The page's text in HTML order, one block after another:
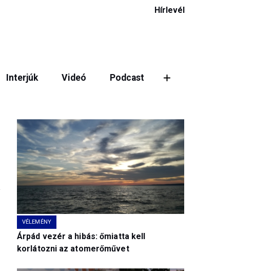
Hírlevél
Interjúk Videó Podcast
Megosztás
VÉLEMÉNY
Árpád vezér a hibás: őmiatta kell
korlátozni az atomerőművet